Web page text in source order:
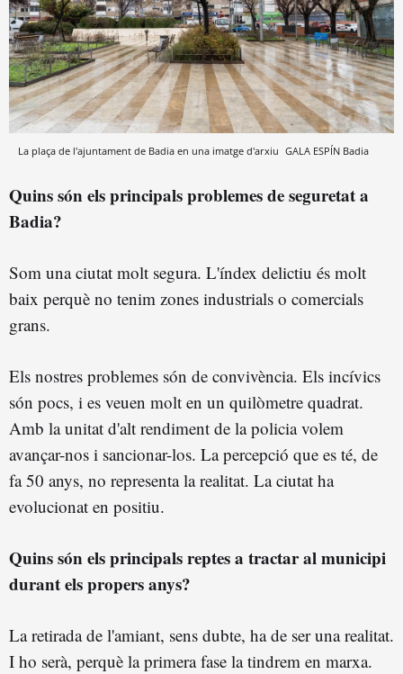
La plaça de l'ajuntament de Badia en una imatge d'arxiu GALA ESPÍN Badia
Quins són els principals problemes de seguretat a
Badia?
Som una ciutat molt segura. L'índex delictiu és molt
baix perquè no tenim zones industrials o comercials
grans.
Els nostres problemes són de convivència. Els incívics
són pocs, i es veuen molt en un quilòmetre quadrat.
Amb la unitat d'alt rendiment de la policia volem
avançar-nos i sancionar-los. La percepció que es té, de
fa 50 anys, no representa la realitat. La ciutat ha
evolucionat en positiu.
Quins són els principals reptes a tractar al municipi
durant els propers anys?
La retirada de l'amiant, sens dubte, ha de ser una realitat.
I ho serà, perquè la primera fase la tindrem en marxa.